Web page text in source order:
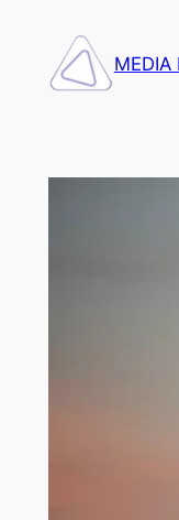
contenido
MEDIA